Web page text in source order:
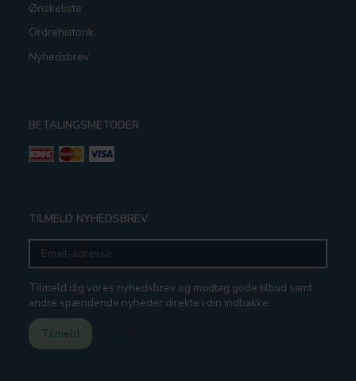
Ønskeliste
Ordrehistorik
Nyhedsbrev
BETALINGSMETODER
TILMELD NYHEDSBREV
Email-
adresse
Tilmeld dig vores nyhedsbrev og modtag gode tilbud samt
andre spændende nyheder direkte i din indbakke.
Tilmeld